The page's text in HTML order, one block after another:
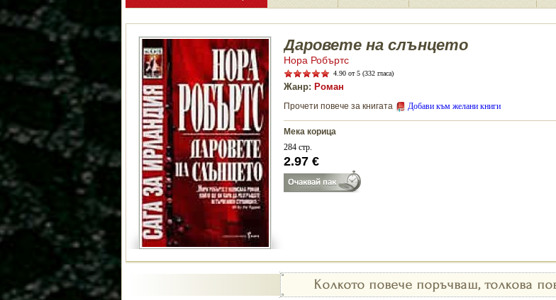
Даровете на слънцето
Нора Робъртс
4.90 от 5 (332 гласа)
Жанр: Роман
Прочети повече за книгата Добави към желани книги
Мека корица
284 стр.
2.97 €